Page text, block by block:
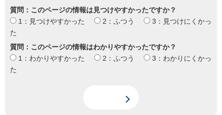
質問：このページの情報は見つけやすかったですか？
1：見つけやすかった
2：ふつう
3：見つけにくかっ
た
質問：このページの情報はわかりやすかったですか？
1：わかりやすかった
2：ふつう
3：わかりにくかっ
た